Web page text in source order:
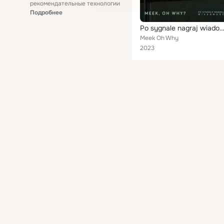
рекомендательные технологии
Подробнее
Po sygnale nagraj wiadomość
Meek Oh Why
2023